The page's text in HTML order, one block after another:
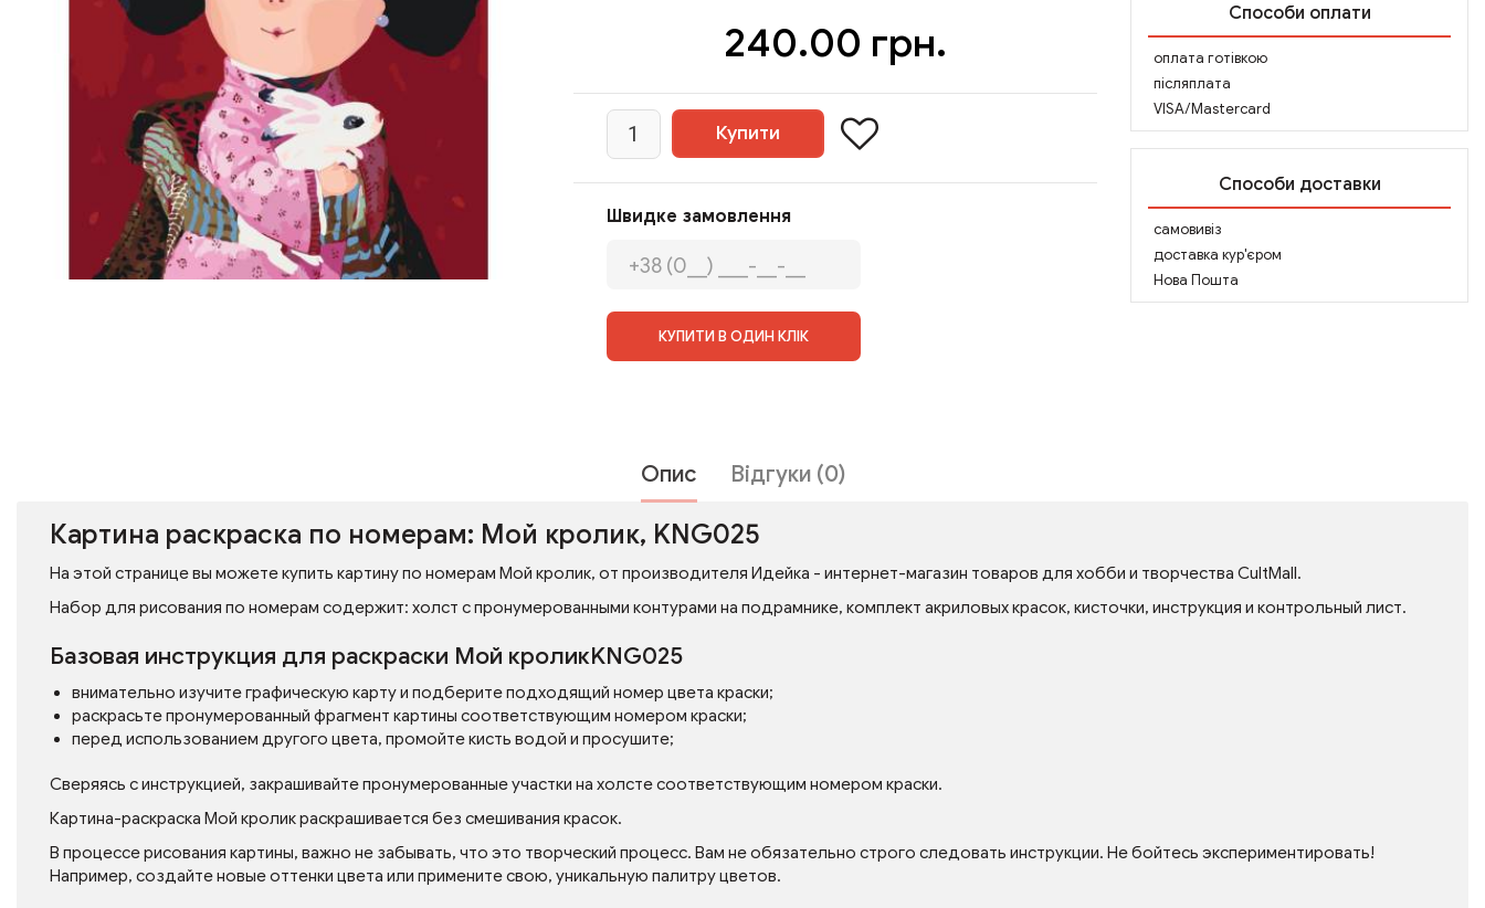
240.00 грн.
Швидке замовлення
КУПИТИ В ОДИН КЛІК
Способи оплати
оплата готівкою
післяплата
VISA/Mastercard
Способи доставки
самовивіз
доставка кур'єром
Нова Пошта
Опис Відгуки (0)
Картина раскраска по номерам: Мой кролик, KNG025
На этой странице вы можете купить картину по номерам Мой кролик, от производителя Идейка - интернет-магазин товаров для хобби и творчества CultMall.
Набор для рисования по номерам содержит: холст с пронумерованными контурами на подрамнике, комплект акриловых красок, кисточки, инструкция и контрольный лист.
Базовая инструкция для раскраски Мой кроликKNG025
внимательно изучите графическую карту и подберите подходящий номер цвета краски;
раскрасьте пронумерованный фрагмент картины соответствующим номером краски;
перед использованием другого цвета, промойте кисть водой и просушите;
Сверяясь с инструкцией, закрашивайте пронумерованные участки на холсте соответствующим номером краски.
Картина-раскраска Мой кролик раскрашивается без смешивания красок.
В процессе рисования картины, важно не забывать, что это творческий процесс. Вам не обязательно строго следовать инструкции. Не бойтесь экспериментировать!
Например, создайте новые оттенки цвета или примените свою, уникальную палитру цветов.